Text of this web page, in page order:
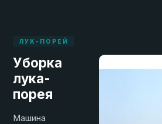
ЛУК-ПОРЕЙ
Уборка
лука-
порея
Машина